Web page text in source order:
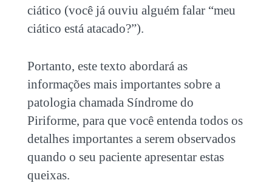
ciático (você já ouviu alguém falar “meu
ciático está atacado?”).
Portanto, este texto abordará as
informações mais importantes sobre a
patologia chamada Síndrome do
Piriforme, para que você entenda todos os
detalhes importantes a serem observados
quando o seu paciente apresentar estas
queixas.